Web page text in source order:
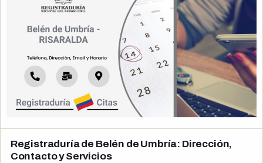
Registraduría de Belén de Umbría: Dirección,
Contacto y Servicios